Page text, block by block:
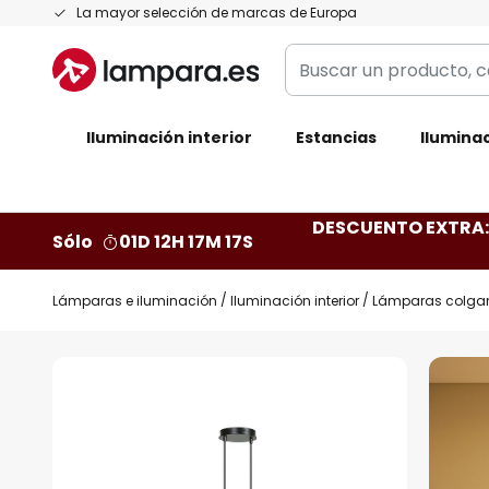
La mayor selección de marcas de Europa
Ir
contenido
Buscar
un
categoría,
Iluminación interior Estancias
Sólo 01D 12H 17M 16S
DESCUENTO
Lámparas e iluminación Iluminación interior Lámparas